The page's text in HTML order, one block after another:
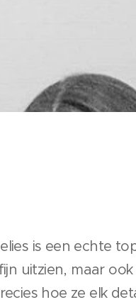
is een echte
uitzien, maar
hoe ze elk